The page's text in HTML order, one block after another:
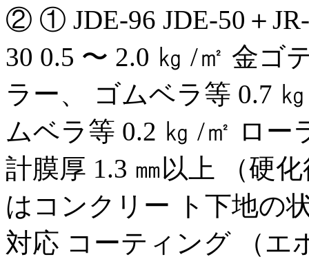
② ① JDE-96 JDE-50＋JR-
30 0.5 〜 2.0 ㎏ /㎡ 金ゴ
ラー、 ゴムベラ等 0.7
ムベラ等 0.2 ㎏ /㎡ ロー
計膜厚 1.3 ㎜以上 （硬
はコンクリー ト下地の
対応 コーティング （エ